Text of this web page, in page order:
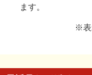
ます。
※表